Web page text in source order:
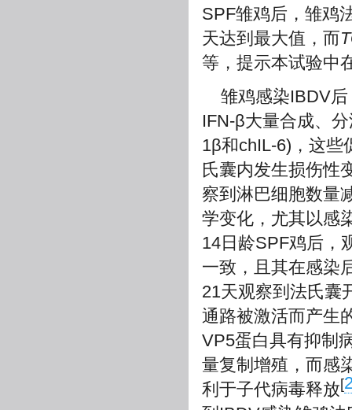
SPF雏鸡后，雏鸡
天达到最大值，而
等，提示本试验中
雏鸡感染IBDV
IFN-β大量合成、
1β和chIL-6)，这些
氏囊内发生损伤性
察到淋巴细胞数量
学变化，尤其以感
14日龄SPF鸡后，
一致，且其在感染
21天观察到法氏囊
通路被激活而产生
VP5蛋白具有抑制
量复制增殖，而感
利于子代病毒释放[